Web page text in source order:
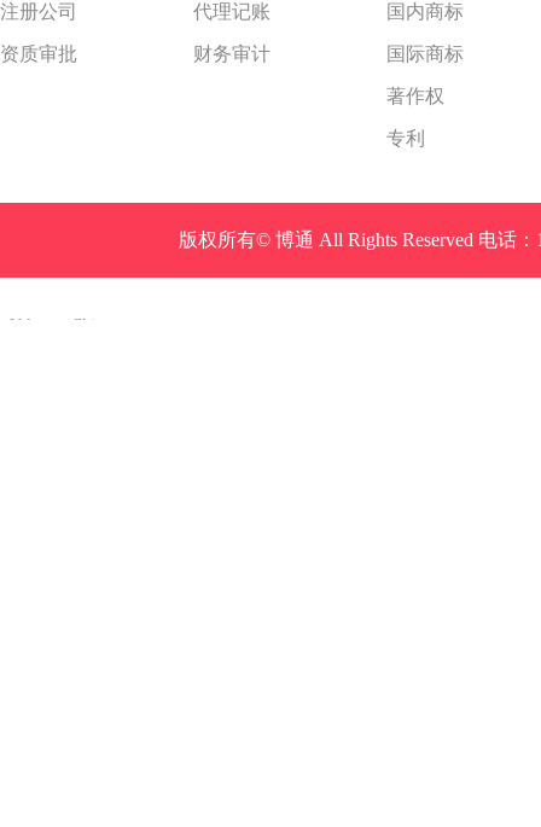
注册公司
资质审批
代理记账
财务审计
国内商标
国际商标
著作权
专利
版权所有© 博通 All Rights Reserved 电话
Valve China